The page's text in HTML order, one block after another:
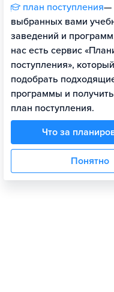
план поступления—
выбранных вами
заведений и
нас есть сервис
поступления»,
подобрать
программы и
план поступления.
Что за
Понятно
Гайд по